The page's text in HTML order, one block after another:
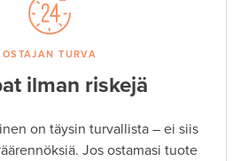
OSTAJAN TURVA
ilman riskejä
on täysin turvallista – ei siis
Jos ostamasi tuote